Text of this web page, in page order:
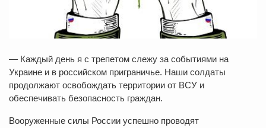
— Каждый день я с трепетом слежу за событиями на
Украине и в российском приграничье. Наши солдаты
продолжают освобождать территории от ВСУ и
обеспечивать безопасность граждан.
Вооруженные силы России успешно проводят